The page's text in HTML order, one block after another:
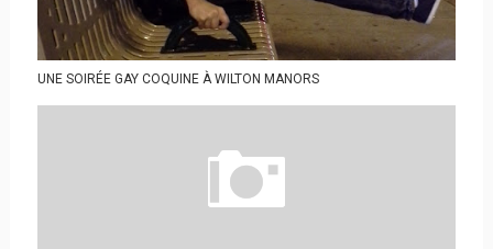
UNE SOIRÉE GAY COQUINE À WILTON MANORS